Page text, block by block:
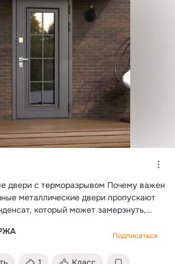
специалисты, которые: - Точно
проема и выявят все ск
двери с терморазрывом Почему важен
металлические двери пропускают
который может замерзнуть,
эти проблемы, изолируя
от наружной, предотвращая утечку
Что важно учитывать?
Подписаться